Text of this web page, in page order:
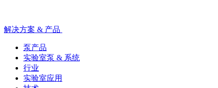
解决方案 & 产品
泵产品
实验室泵 & 系统
行业
实验室应用